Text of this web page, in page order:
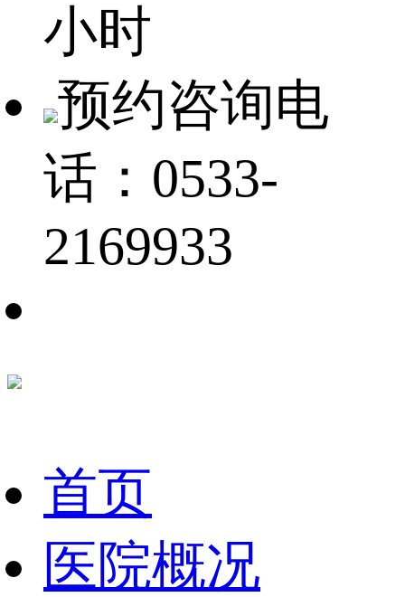
小时
预约咨询电
话：0533-
2169933
首页
医院概况